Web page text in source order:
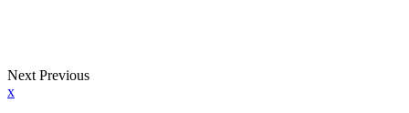
Next Previous
x